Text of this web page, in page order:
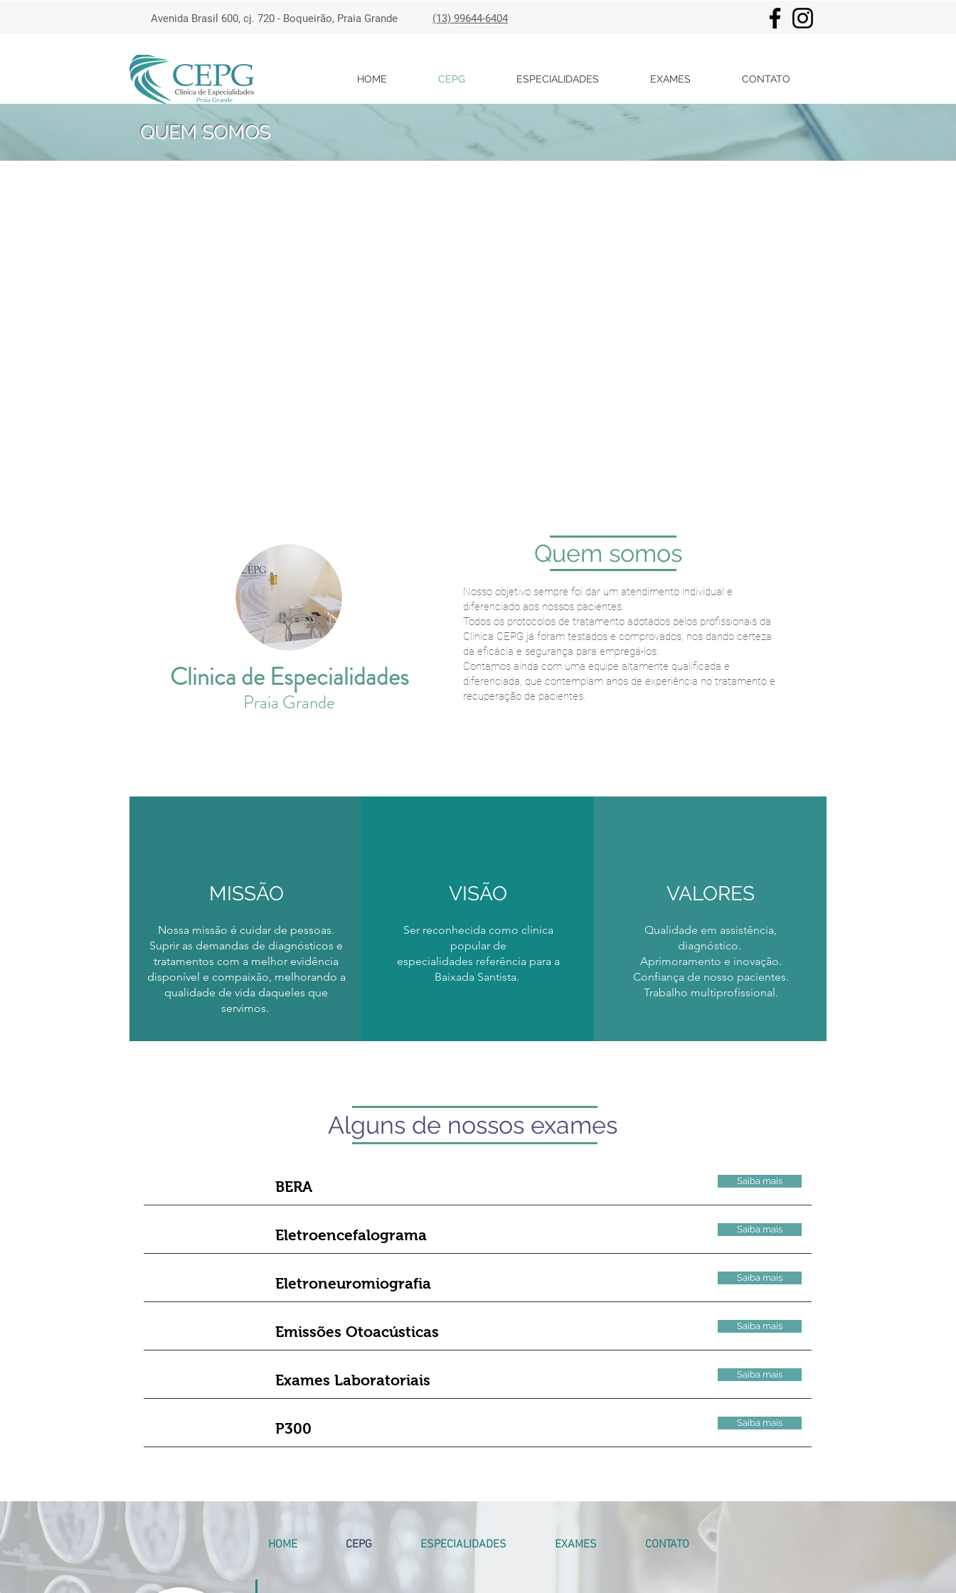
Avenida Brasil 600, cj. 720 - Boqueirão, Praia Grande (13) 99644-6404
HOME CEPG ESPECIALIDADES EXAMES CONTATO
QUEM SOMOS
Quem somos
Nosso objetivo sempre foi dar um atendimento individual e
diferenciado aos nossos pacientes.
Todos os protocolos de tratamento adotados pelos profissionais da
Clinica CEPG já foram testados e comprovados, nos dando certeza
da eficácia e segurança para empregá-los.
Contamos ainda com uma equipe altamente qualificada e
diferenciada, que contemplam anos de experiência no tratamento e
recuperação de pacientes.
Clinica de Especialidades
Praia Grande
MISSÃO
Nossa missão é cuidar de pessoas.
Suprir as demandas de diagnósticos e
tratamentos com a melhor evidência
disponível e compaixão, melhorando a
qualidade de vida daqueles que
servimos.
VISÃO
Ser reconhecida como clínica
popular de
especialidades referência para a
Baixada Santista.
VALORES
Qualidade em assistência,
diagnóstico.
Aprimoramento e inovação.
Confiança de nosso pacientes.
Trabalho multiprofissional.
Alguns de nossos exames
BERA Saiba mais
Eletroencefalograma Saiba mais
Eletroneuromiografia Saiba mais
Emissões Otoacústicas Saiba mais
Exames Laboratoriais Saiba mais
P300 Saiba mais
HOME CEPG ESPECIALIDADES EXAMES CONTATO